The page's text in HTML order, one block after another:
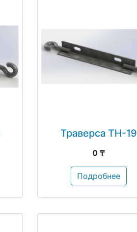
Траверса ТН-19
0 ₸
Подробнее